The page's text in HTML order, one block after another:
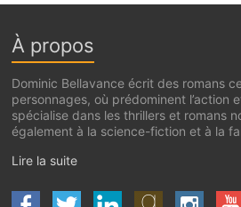
À propos
Dominic Bellavance écrit des romans
personnages, où prédominent l’action
spécialise dans les thrillers et romans
également à la science-fiction et à la
Lire la suite